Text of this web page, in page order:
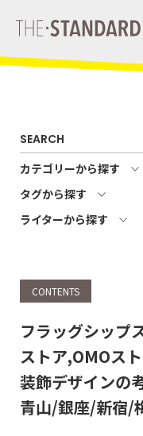
SEARCH
カテゴリーから探す
タグから探す
ライターから探す
CONTENTS
フラッグシップ
ストア,OMOス
装飾デザイン
青山/銀座/新宿/